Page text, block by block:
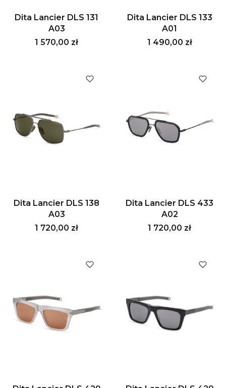
Dita Lancier DLS 131
A03
Cena
1 570,00 zł
Dita Lancier DLS 133
A01
Cena
1 490,00 zł
Dita Lancier DLS 138
A03
Cena
1 720,00 zł
Dita Lancier DLS 433
A02
Cena
1 720,00 zł